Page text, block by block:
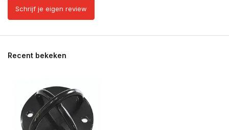
Schrijf je eigen review
Recent bekeken